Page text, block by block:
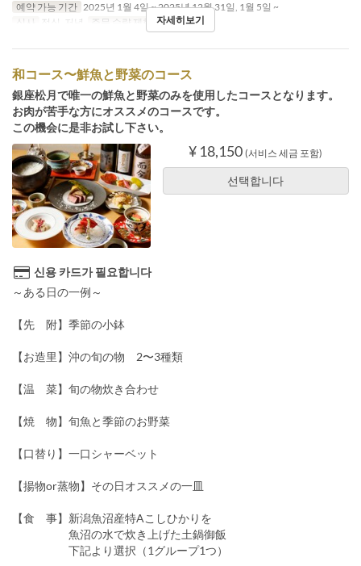
예약 가능 기간 2025년 1월 4일 ~ 2025년 12월 31일, 1월 5일 ~
식사
점심, 저녁 주문 수량 제한 1 ~ 8
자세히보기
和コース〜鮮魚と野菜のコース
銀座松月で唯一の鮮魚と野菜のみを使用したコースとなります。
お肉が苦手な方にオススメのコースです。
この機会に是非お試し下さい。
¥ 18,150 (서비스 세금 포함)
선택합니다
신용 카드가 필요합니다
～ある日の一例～
【先 附】季節の小鉢
【お造里】沖の旬の物 2〜3種類
【温 菜】旬の物炊き合わせ
【焼 物】旬魚と季節のお野菜
【口替り】一口シャーベット
【揚物or蒸物】その日オススメの一皿
【食 事】新潟魚沼産特Aこしひかりを
魚沼の水で炊き上げた土鍋御飯
下記より選択（1グループ1つ）